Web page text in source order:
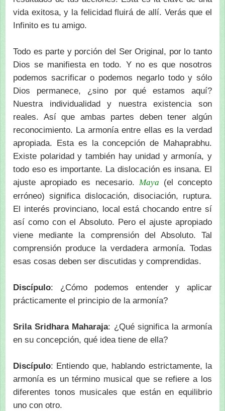
vida exitosa, y la felicidad fluirá de allí. Verás que el
Infinito es tu amigo.
Todo es parte y porción del Ser Original, por lo tanto
Dios se manifiesta en todo. Y no es que nosotros
podemos sacrificar o podemos negarlo todo y sólo
Dios permanece, ¿sino por qué estamos aquí?
Nuestra individualidad y nuestra existencia son
reales. Así que ambas partes deben tener algún
reconocimiento. La armonía entre ellas es la verdad
apropiada. Esta es la concepción de Mahaprabhu.
Existe polaridad y también hay unidad y armonía, y
todo eso es importante. La dislocación es insana. El
ajuste apropiado es necesario. Maya (el concepto
erróneo) significa dislocación, disociación, ruptura.
El interés provinciano, local está chocando entre sí
así como con el Absoluto. Pero el ajuste apropiado
viene mediante la comprensión del Absoluto. Tal
comprensión produce la verdadera armonía. Todas
esas cosas deben ser discutidas y comprendidas.
Discípulo: ¿Cómo podemos entender y aplicar
prácticamente el principio de la armonía?
Srila Sridhara Maharaja: ¿Qué significa la armonía
en su concepción, qué idea tiene de ella?
Discípulo: Entiendo que, hablando estrictamente, la
armonía es un término musical que se refiere a los
diferentes tonos musicales que están en equilibrio
uno con otro.